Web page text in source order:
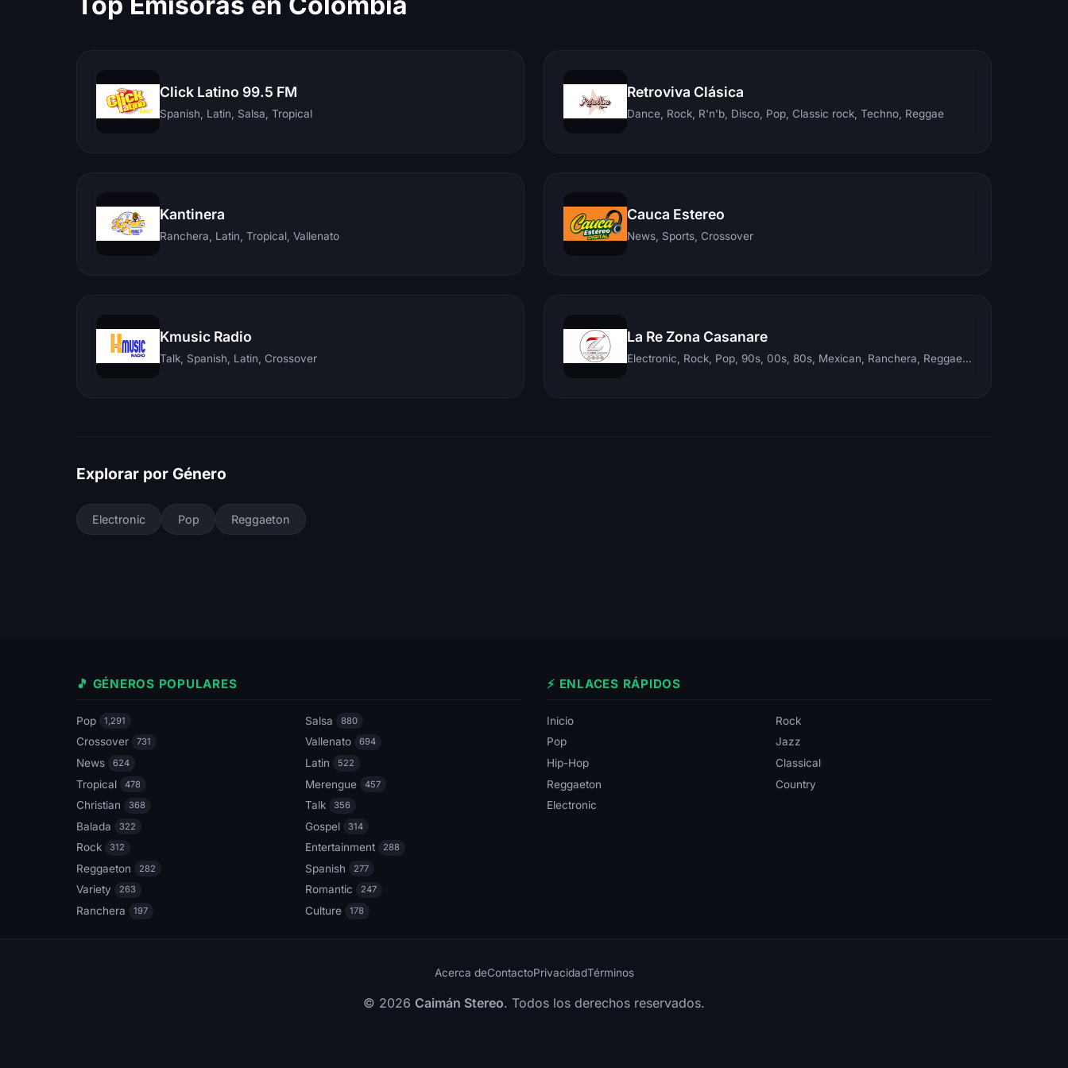
Click Latino 99.5 FM
Spanish, Latin, Salsa, Tropical
Retroviva Clásica
Dance, Rock, R'n'b, Disco, Pop, Classic rock, Techno, Reggae
Kantinera
Ranchera, Latin, Tropical, Vallenato
Cauca Estereo
News, Sports, Crossover
Kmusic Radio
Talk, Spanish, Latin, Crossover
La Re Zona Casanare
Electronic, Rock, Pop, 90s, 00s, 80s, Mexican, Ranchera, Reggaeton, Instrumental, Salsa, Merengue, Tropical, Romantic, Vallenato, Llanera
Explorar por Género
Electronic Pop Reggaeton
🎵 GÉNEROS POPULARES
Pop 1,291 Salsa 880
Crossover 731 Vallenato 694
News 624 Latin 522
Tropical 478 Merengue 457
Christian 368 Talk 356
Balada 322 Gospel 314
Rock 312 Entertainment 288
Reggaeton 282 Spanish 277
Variety 263 Romantic 247
Ranchera 197 Culture 178
⚡ ENLACES RÁPIDOS
Inicio
Rock
Pop
Jazz
Hip-Hop
Classical
Reggaeton
Country
Electronic
Acerca deContactoPrivacidadTérminos
© 2026 Caimán Stereo. Todos los derechos reservados.